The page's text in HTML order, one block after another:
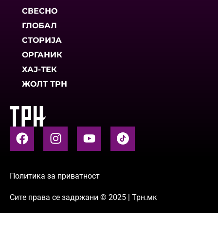
СВЕСНО
ГЛОБАЛ
СТОРИЈА
ОРГАНИК
ХАЈ-ТЕК
ЖОЛТ ТРН
Политика за приватност
Сите права се задржани © 2025 | Трн.мк